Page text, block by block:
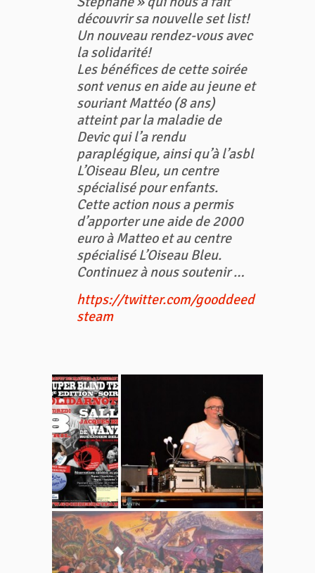
découvrir sa nouvelle set list!
Un nouveau rendez-vous avec
la solidarité!
Les bénéfices de cette soirée
sont venus en aide au jeune et
souriant Mattéo (8 ans)
atteint par la maladie de
Devic qui l’a rendu
paraplégique, ainsi qu’à l’asbl
L’Oiseau Bleu, un centre
spécialisé pour enfants.
Cette action nous a permis
d’apporter une aide de 2000
euro à Matteo et au centre
spécialisé L’Oiseau Bleu.
Continuez à nous soutenir …
https://twitter.com/gooddeed
steam